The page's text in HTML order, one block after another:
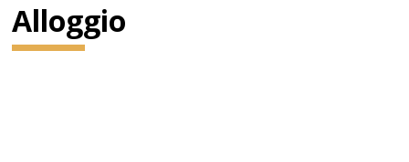
Alloggio